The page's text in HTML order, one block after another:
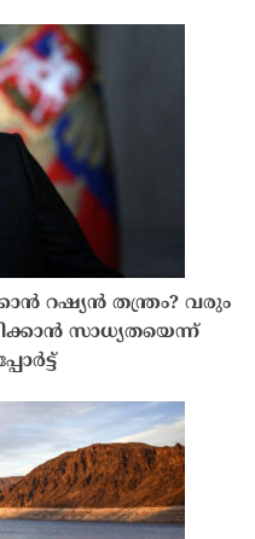
റഷ്യൻ തന്ത്രം? വരും
സാധ്യതയെന്ന്